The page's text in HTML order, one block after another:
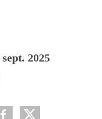
sept. 2025